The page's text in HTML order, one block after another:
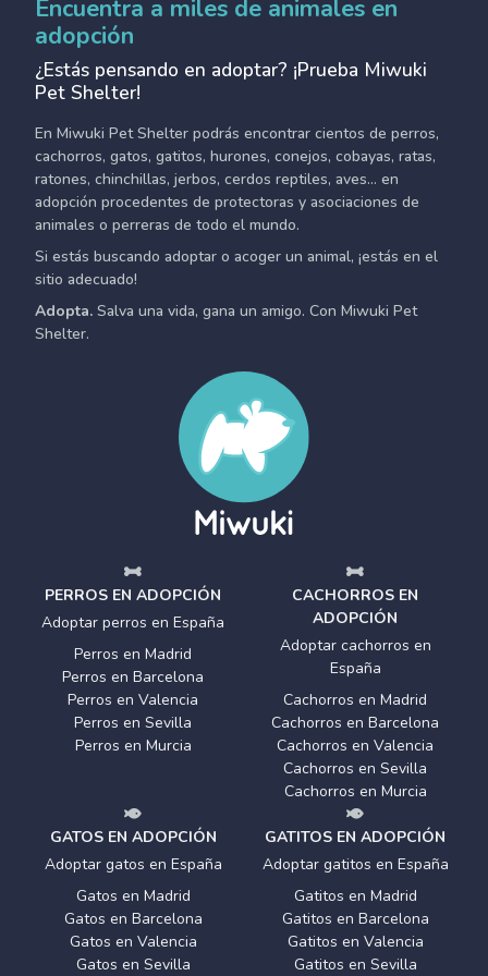
Encuentra a miles de animales en
adopción
¿Estás pensando en adoptar? ¡Prueba Miwuki
Pet Shelter!
En Miwuki Pet Shelter podrás encontrar cientos de perros,
cachorros, gatos, gatitos, hurones, conejos, cobayas, ratas,
ratones, chinchillas, jerbos, cerdos reptiles, aves... en
adopción procedentes de protectoras y asociaciones de
animales o perreras de todo el mundo.
Si estás buscando adoptar o acoger un animal, ¡estás en el
sitio adecuado!
Adopta. Salva una vida, gana un amigo. Con Miwuki Pet
Shelter.
PERROS EN ADOPCIÓN
Adoptar perros en España
Perros en Madrid
Perros en Barcelona
Perros en Valencia
Perros en Sevilla
Perros en Murcia
CACHORROS EN
ADOPCIÓN
Adoptar cachorros en
España
Cachorros en Madrid
Cachorros en Barcelona
Cachorros en Valencia
Cachorros en Sevilla
Cachorros en Murcia
GATOS EN ADOPCIÓN
Adoptar gatos en España
Gatos en Madrid
Gatos en Barcelona
Gatos en Valencia
Gatos en Sevilla
GATITOS EN ADOPCIÓN
Adoptar gatitos en España
Gatitos en Madrid
Gatitos en Barcelona
Gatitos en Valencia
Gatitos en Sevilla